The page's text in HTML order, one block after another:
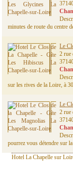
minutes de route du centre
Le
2 rue
sur les rives de la Loire, à
Le
2 rue
pourrez vous détendre sur
Hotel La Chapelle sur